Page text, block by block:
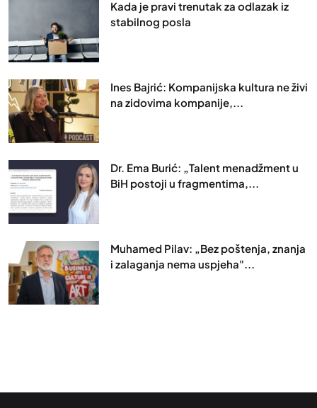
Kada je pravi trenutak za odlazak iz
stabilnog posla
Ines Bajrić: Kompanijska kultura ne živi
na zidovima kompanije,...
Dr. Ema Burić: „Talent menadžment u
BiH postoji u fragmentima,...
Muhamed Pilav: „Bez poštenja, znanja
i zalaganja nema uspjeha"...